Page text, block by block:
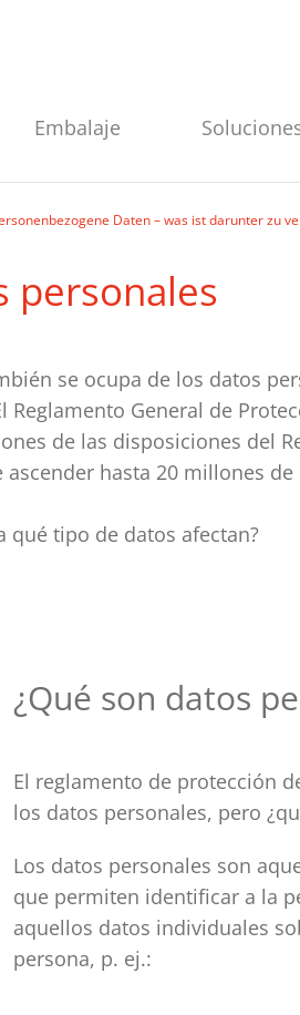
Embalaje
Daten – was ist darunter zu
personales
se ocupa de los datos
General de
de las disposiciones del
hasta 20 millones
qué tipo de datos afectan?
¿Qué son datos
El reglamento de protección
los datos personales, pero
Los datos personales son
que permiten identificar a la
aquellos datos individuales
persona, p. ej.: